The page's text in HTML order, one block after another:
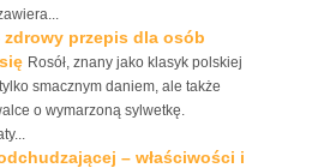
zdrowy przepis dla osób
Rosół, znany jako klasyk polskiej
smacznym daniem, ale także
o wymarzoną sylwetkę.
– właściwości i